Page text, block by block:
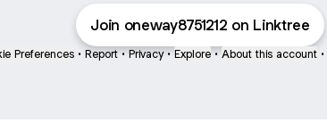
Join oneway8751212 on Linktree
Preferences • Report • Privacy • Explore • About this account •